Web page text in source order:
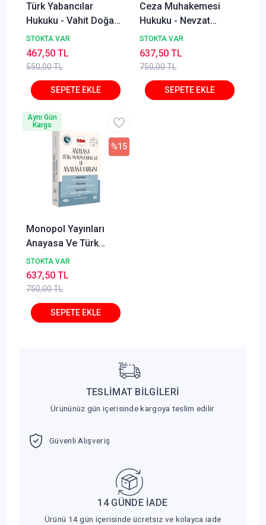
Türk Yabancılar
Hukuku - Vahit Doğan,
Alper Çağrı Yılmaz,
Lale Ayhan İzmirli
STOKTA VAR
550,00 TL
467,50 TL
Ceza Muhakemesi
Hukuku - Nevzat
Toroslu, Haluk Toroslu
Metin Feyzioğlu Eylül
2025
STOKTA VAR
750,00 TL
637,50 TL
Monopol Yayınları
Anayasa Ve Türk
Anayasa Hukuku 10.
Baskı Ömer Keskinsoy
STOKTA VAR
750,00 TL
%15
637,50 TL
Aynı Gün
Kargo
TESLİMAT BİLGİLERİ
Ürününüz gün içerisinde kargoya teslim edilir
Güvenli Alışveriş
14 GÜNDE İADE
Ürünü 14 gün içerisinde ücretsiz ve kolayca iade